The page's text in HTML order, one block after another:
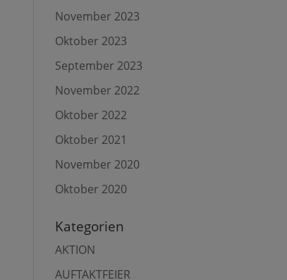
November 2023
Oktober 2023
September 2023
November 2022
Oktober 2022
Oktober 2021
November 2020
Oktober 2020
Kategorien
AKTION
AUFTAKTFEIER